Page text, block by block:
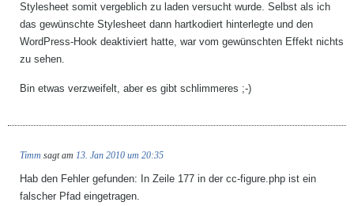
Stylesheet somit vergeblich zu laden versucht wurde. Selbst als ich
das gewünschte Stylesheet dann hartkodiert hinterlegte und den
WordPress-Hook deaktiviert hatte, war vom gewünschten Effekt nichts
zu sehen.
Bin etwas verzweifelt, aber es gibt schlimmeres ;-)
Timm sagt am 13. Jan 2010 um 20:35
Hab den Fehler gefunden: In Zeile 177 in der cc-figure.php ist ein
falscher Pfad eingetragen.